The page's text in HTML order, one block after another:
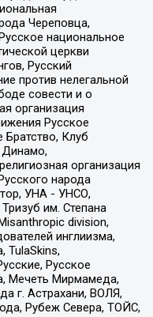
Череповца,
национальное
церкви
Русский
против нелегальной
совести и о
организация
Русское
Братство, Клуб
Динамо,
организация
народа
УНА - УНСО,
им. Степана
division,
инглиизма,
TulaSkins,
Русское
Мечеть Мирмамеда,
г. Астрахани, ВОЛЯ,
Рубеж Севера, ТОЙС,